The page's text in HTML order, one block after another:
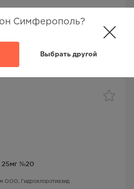
Симферополь?
Выбрать другой
25мг №20
ООО, Гидрохлоротиазид